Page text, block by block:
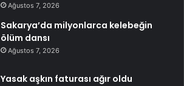
Ağustos 7, 2026
Sakarya’da milyonlarca kelebeğin
ölüm dansı
Ağustos 7, 2026
Yasak aşkın faturası ağır oldu